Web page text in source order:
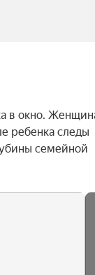
в окно.
ребенка следы
семейной